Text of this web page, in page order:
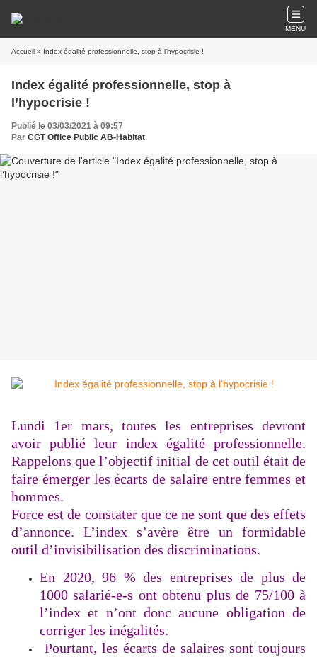
MENU
Accueil » Index égalité professionnelle, stop à l’hypocrisie !
Index égalité professionnelle, stop à
l’hypocrisie !
Publié le 03/03/2021 à 09:57
Par CGT Office Public AB-Habitat
Lundi 1er mars, toutes les entreprises devront
avoir publié leur index égalité professionnelle.
Rappelons que l’objectif initial de cet outil était de
faire émerger les écarts de salaire entre femmes et
hommes.
Force est de constater que ce ne sont que des effets
d’annonce. L’index s’avère être un formidable
outil d’invisibilisation des discriminations.
En 2020, 96 % des entreprises de plus de
1000 salarié-e-s ont obtenu plus de 75/100 à
l’index et n’ont donc aucune obligation de
corriger les inégalités.
Pourtant, les écarts de salaires sont toujours